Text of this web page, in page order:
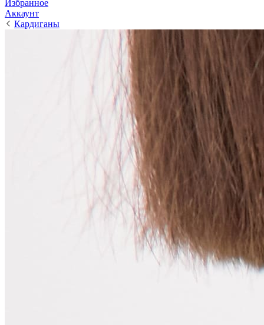
Избранное
Аккаунт
Кардиганы